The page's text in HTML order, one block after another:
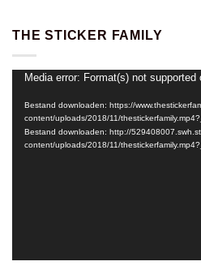
THE STICKER FAMILY
Videospeler
Media error: Format(s) not
Bestand downloaden: https://
content/uploads/2018/11/
Bestand downloaden: http://
content/uploads/2018/11/